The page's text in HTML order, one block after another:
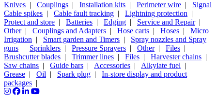
Knives | Couplings | Installation kits | Perimeter wire | Signal
Cable spikes | Cable fault tracking | Lightning protection |
Protect and store | Batteries | Edging | Service and Repair|
Other| Couplings and Adapters | Hose carts | Hoses | Micro
Irrigation | Smart garden and Timers | Spray nozzles and Spray
guns | Sprinklers | Pressure Sprayers | Other| Files |
Brushcutter blades | Trimmer lines | Files | Harvester chains |
Saw chains | Guide bars | Accessories | Alkylate fuel |
Grease | Oil | Spark plug | In-store display and product
packages |